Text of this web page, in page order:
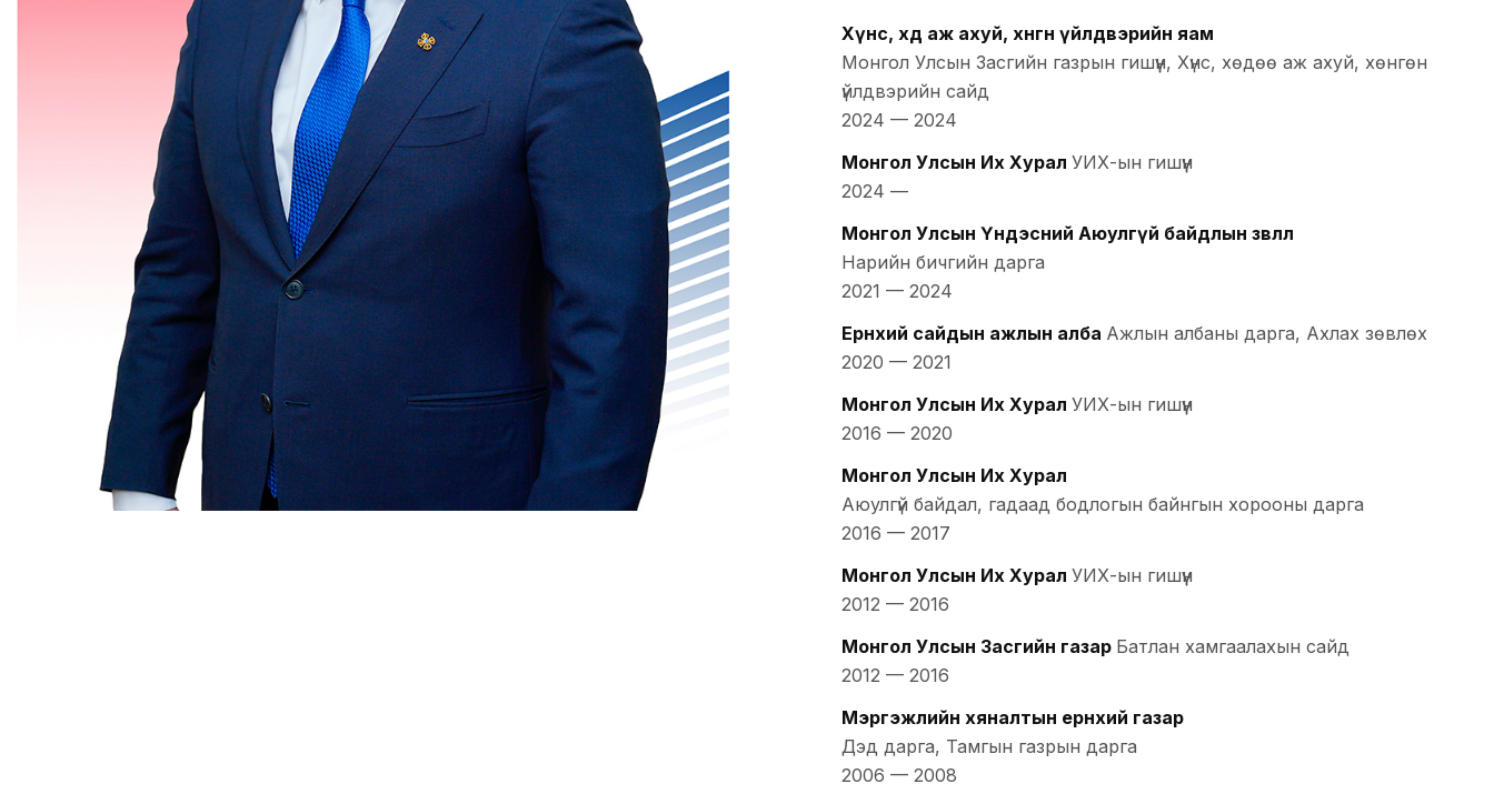
Хүнс, хөдөө аж ахуй, хөнгөн үйлдвэрийн яам
Монгол Улсын Засгийн газрын гишүүн, Хүнс, хөдөө аж ахуй, хөнгөн
үйлдвэрийн сайд
2024 — 2024
Монгол Улсын Их Хурал УИХ-ын гишүүн
2024 —
Монгол Улсын Үндэсний Аюулгүй байдлын зөвлөл
Нарийн бичгийн дарга
2021 — 2024
Ерөнхий сайдын ажлын алба Ажлын албаны дарга, Ахлах зөвлөх
2020 — 2021
Монгол Улсын Их Хурал УИХ-ын гишүүн
2016 — 2020
Монгол Улсын Их Хурал
Аюулгүй байдал, гадаад бодлогын байнгын хорооны дарга
2016 — 2017
Монгол Улсын Их Хурал УИХ-ын гишүүн
2012 — 2016
Монгол Улсын Засгийн газар Батлан хамгаалахын сайд
2012 — 2016
Мэргэжлийн хяналтын ерөнхий газар
Дэд дарга, Тамгын газрын дарга
2006 — 2008